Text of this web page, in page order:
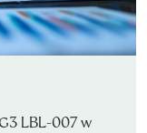
LBL-007 w